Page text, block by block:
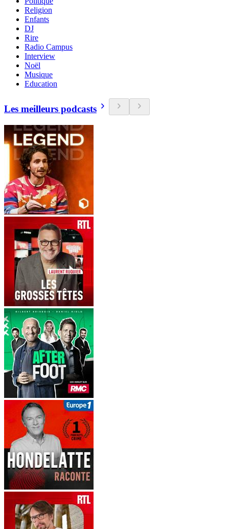
Religion
Enfants
DJ
Rire
Radio Campus
Interview
Noël
Musique
Education
Les meilleurs podcasts